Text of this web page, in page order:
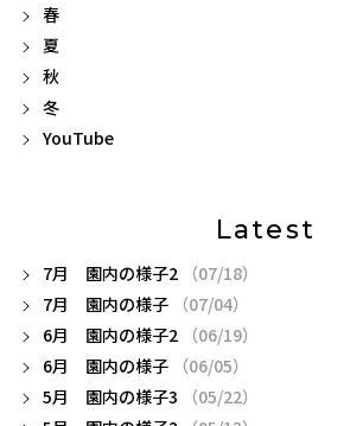
春
夏
秋
冬
YouTube
Latest
7月 園内の様子2
（07/18）
7月 園内の様子
（07/04）
6月 園内の様子2
（06/19）
6月 園内の様子
（06/05）
5月 園内の様子3
（05/22）